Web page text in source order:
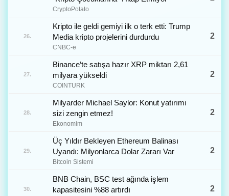
CryptoPotato
26.
Kripto ile geldi gemiyi ilk o terk etti: Trump
Media kripto projelerini durdurdu
CNBC-e
2
27.
Binance’te satışa hazır XRP miktarı 2,61
milyara yükseldi
COINTURK
2
28.
Milyarder Michael Saylor: Konut yatırımı
sizi zengin etmez!
Ekonomim
2
29.
Üç Yıldır Bekleyen Ethereum Balinası
Uyandı: Milyonlarca Dolar Zararı Var
Bitcoin Sistemi
2
30.
BNB Chain, BSC test ağında işlem
kapasitesini %88 artırdı
2